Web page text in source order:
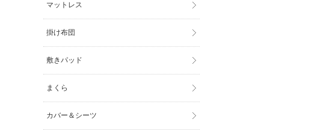
マットレス
掛け布団
敷きパッド
まくら
カバー＆シーツ